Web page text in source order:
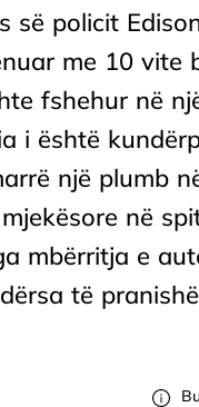
së policit
me 10 vite
fshehur në
i është
një plumb
në
mbërritja e
të